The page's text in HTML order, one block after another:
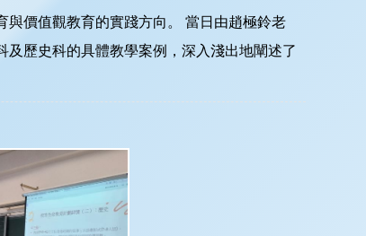
與價值觀教育的實踐方向。 當日由趙極鈴老
歷史科的具體教學案例，深入淺出地闡述了